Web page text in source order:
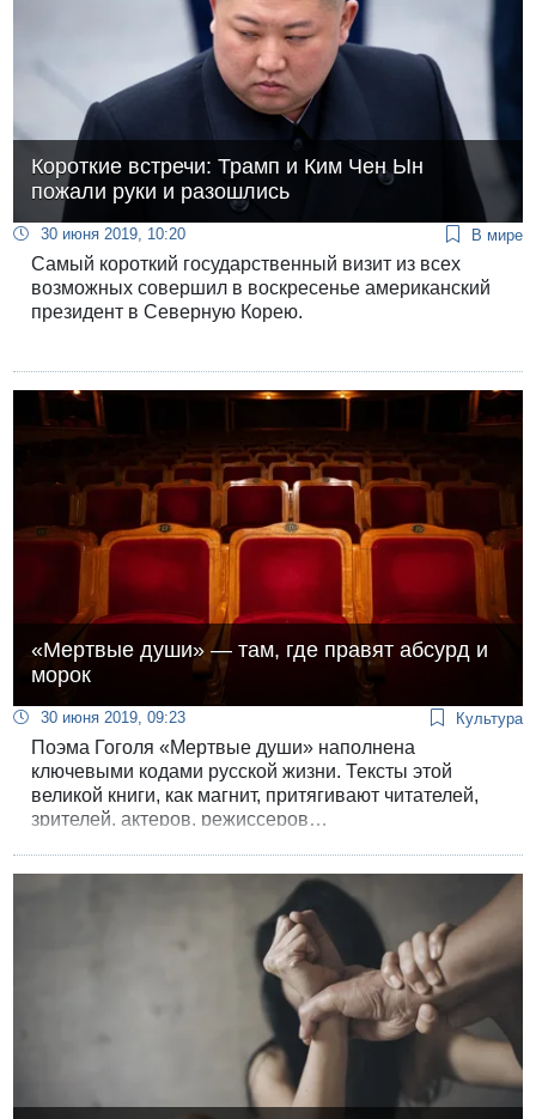
Короткие встречи: Трамп и Ким Чен Ын
пожали руки и разошлись
30 июня 2019, 10:20 В мире
Самый короткий государственный визит из всех
возможных совершил в воскресенье американский
президент в Северную Корею.
«Мертвые души» — там, где правят абсурд и
морок
30 июня 2019, 09:23 Культура
Поэма Гоголя «Мертвые души» наполнена
ключевыми кодами русской жизни. Тексты этой
великой книги, как магнит, притягивают читателей,
зрителей, актеров, режиссеров…